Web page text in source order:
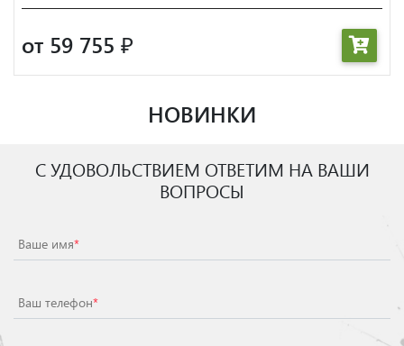
от 59 755 ₽
НОВИНКИ
С УДОВОЛЬСТВИЕМ ОТВЕТИМ НА ВАШИ
ВОПРОСЫ
Ваше имя*
Ваш телефон*